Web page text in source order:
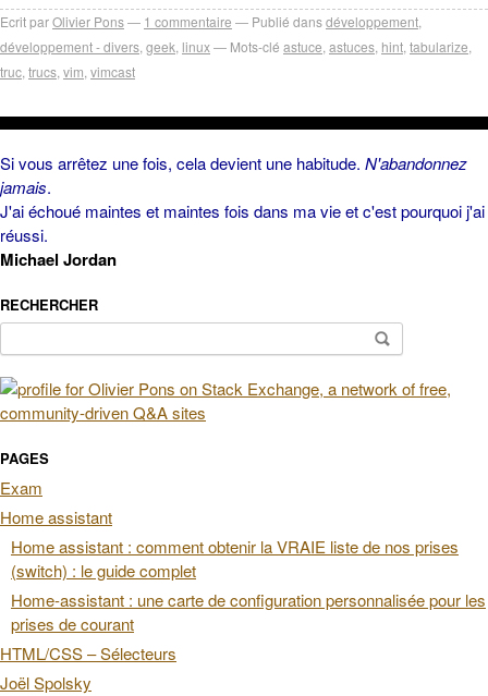
Ecrit parOlivier Pons 1 commentaire Publié dansdéveloppement
développement - divers geek linux Mots-clé astuce astuces hint tabularize
truc trucs vim vimcast
Si vous arrêtez une fois, cela devient une habitude. N'abandonnez
jamais.
J'ai échoué maintes et maintes fois dans ma vie et c'est pourquoi j'ai
réussi.
Michael Jordan
RECHERCHER
PAGES
Exam
Home assistant
Home assistant : comment obtenir la VRAIE liste de nos prises
(switch) : le guide complet
Home-assistant : une carte de configuration personnalisée pour les
prises de courant
HTML/CSS – Sélecteurs
Joël Spolsky